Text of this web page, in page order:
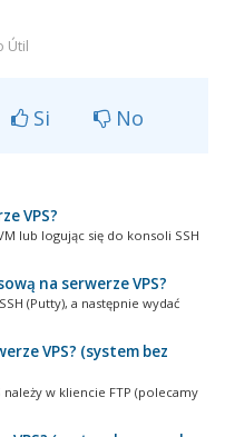
Útil
Si No
VPS?
lub logując się do konsoli SSH
na serwerze VPS?
(Putty), a następnie wydać
VPS? (system bez
w kliencie FTP (polecamy